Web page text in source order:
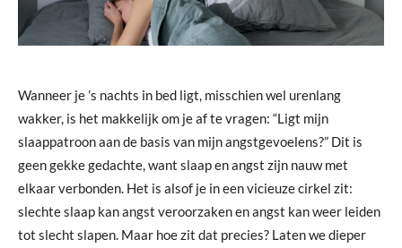
Wanneer je ’s nachts in bed ligt, misschien wel urenlang
wakker, is het makkelijk om je af te vragen: “Ligt mijn
slaappatroon aan de basis van mijn angstgevoelens?” Dit is
geen gekke gedachte, want slaap en angst zijn nauw met
elkaar verbonden. Het is alsof je in een vicieuze cirkel zit:
slechte slaap kan angst veroorzaken en angst kan weer leiden
tot slecht slapen. Maar hoe zit dat precies? Laten we dieper